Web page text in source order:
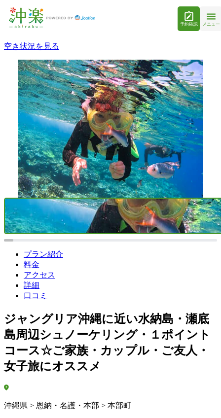
予約確認 メニュー
空き状況を見る
プラン紹介
料金
アクセス
詳細
口コミ
ジャングリア沖縄に近い水納島・瀬底
島周辺シュノーケリング・１ポイント
コース☆ご家族・カップル・ご友人・
女子旅にオススメ
沖縄県 > 恩納・名護・本部 > 本部町